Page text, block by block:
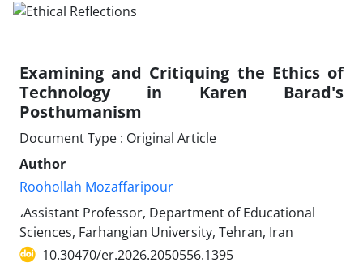
Examining and Critiquing the Ethics of
Technology in Karen Barad's
Posthumanism
Document Type : Original Article
Author
Roohollah Mozaffaripour
،Assistant Professor, Department of Educational
Sciences, Farhangian University, Tehran, Iran
10.30470/er.2026.2050556.1395